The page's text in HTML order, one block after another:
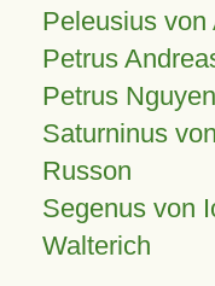
Peleusius von
Petrus
Petrus
Saturninus
Russon
Segenus von
Walterich